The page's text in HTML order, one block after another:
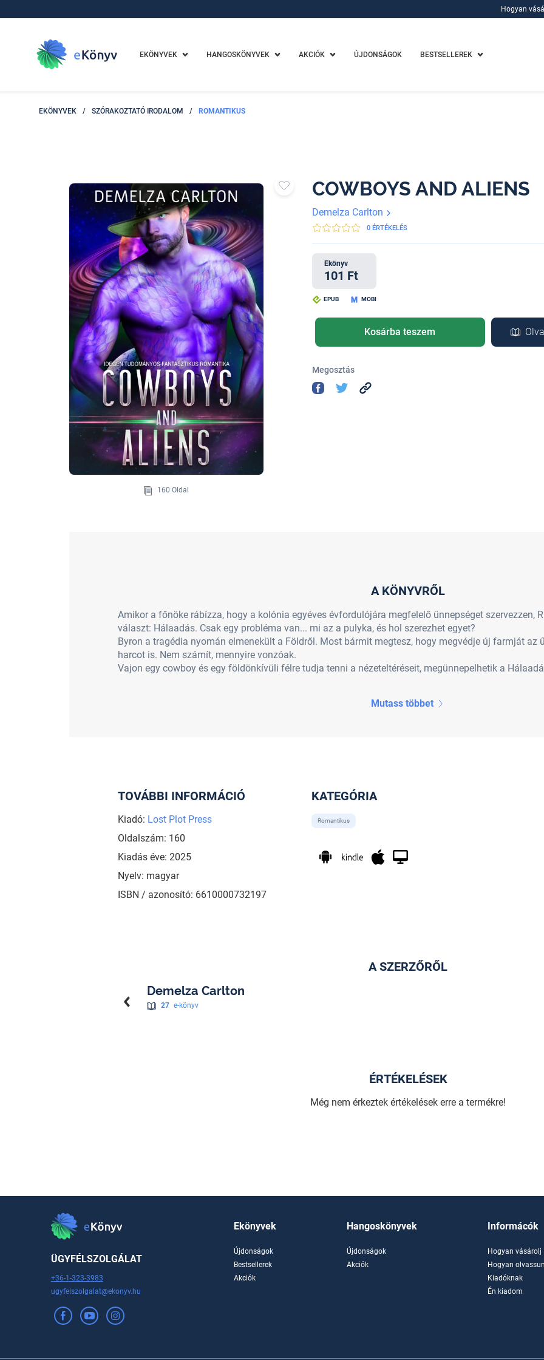
Hogyan
EKÖNYVEK HANGOSKÖNYVEK AKCIÓK ÚJDONSÁGOK BESTSELLEREK
EKÖNYVEK / SZÓRAKOZTATÓ IRODALOM / ROMANTIKUS
160 Oldal
COWBOYS AND ALIENS
Demelza Carlton
0 ÉRTÉKELÉS
Ekönyv
101 Ft
EPUB MOBI
Kosárba teszem
Megosztás
A KÖNYVRŐL
Amikor a főnöke rábízza, hogy a kolónia egyéves évfordulójára megfelelő ünnepséget szervezzen,
választ: Hálaadás. Csak egy probléma van... mi az a pulyka, és hol szerezhet egyet?
Byron a tragédia nyomán elmenekült a Földről. Most bármit megtesz, hogy megvédje új farmját az
harcot is. Nem számít, mennyire vonzóak.
Vajon egy cowboy és egy földönkívüli félre tudja tenni a nézeteltéréseit, megünnepelhetik a
Mutass többet
TOVÁBBI INFORMÁCIÓ
Kiadó: Lost Plot Press
Oldalszám: 160
Kiadás éve: 2025
Nyelv: magyar
ISBN / azonosító: 6610000732197
KATEGÓRIA
Romantikus
A SZERZŐRŐL
Demelza Carlton
27 e-könyv
ÉRTÉKELÉSEK
Még nem érkeztek értékelések erre a termékre!
ÜGYFÉLSZOLGÁLAT
+36-1-323-3983
ugyfelszolgalat@ekonyv.hu
Ekönyvek
Újdonságok
Bestsellerek
Akciók
Hangoskönyvek
Újdonságok
Akciók
Informácók
Hogyan vásárolj
Hogyan
Kiadóknak
Én kiadom